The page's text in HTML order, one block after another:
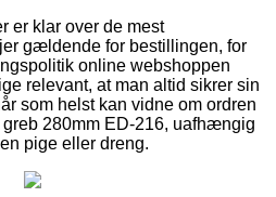
er klar over de mest
gældende for bestillingen, for
online webshoppen
relevant, at man altid sikrer sin
som helst kan vidne om ordren
280mm ED-216, uafhængig
pige eller dreng.